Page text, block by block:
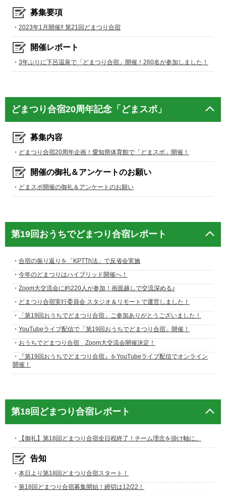
募集要項
・ 2023年1月開催‼ 第21回どまつり合宿
開催レポート
・ 3年ぶりに下呂温泉で「どまつり合宿」開催！260名が参加しました！
どまつり合宿20周年記念「どまスポ」
募集内容
・ どまつり合宿20周年企画！愛知県体育館で「どまスポ」開催！
開催の御礼＆アンケートのお願い
・ どまスポ開催の御礼＆アンケートのお願い
第19回おうちでどまつり合宿レポート
・ 合宿の振り返りを「KPTTh法」で反省会実施
・ 今年のどまつりはハイブリッド開催へ！
・ Zoom大交流会に約220人が参加！画面越しで交流深める♪
・ どまつり合宿実行委員会 スタジオ＆リモートで運営しました！
・
「第19回おうちでどまつり合宿」ご参加ありがとうございました！
・ YouTubeライブ配信で「第19回おうちでどまつり合宿」開催！
・ おうちでどまつり合宿 Zoom大交流会開催決定！
・
『第19回おうちでどまつり合宿』をYouTubeライブ配信でオンライン
開催！
第18回どまつり合宿レポート
・ 【御礼】第18回どまつり合宿全日程終了！チーム理念を掛け軸に。
告知
・ 本日より第18回どまつり合宿スタート！
・ 第18回どまつり合宿募集開始！締切は12/22！